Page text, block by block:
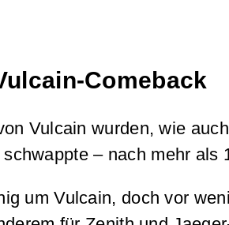
Comeback
Vulcain wurden, wie
– nach mehr
um Vulcain, doch vor